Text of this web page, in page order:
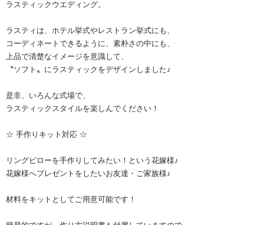
ラスティックウエディング。
ラスティは、ホテル挙式やレストラン挙式にも、
コーディネートできるように、素朴さの中にも、
上品で清楚なイメージを意識して、
〝ソフト〟にラスティックをデザインしました♪
是非、いろんな式場で、
ラスティックスタイルを楽しんでください！
☆ 手作りキット対応 ☆
リングピローを手作りしてみたい！という花嫁様♪
花嫁様へプレゼントをしたいお友達・ご家族様♪
材料をキットとしてご用意可能です！